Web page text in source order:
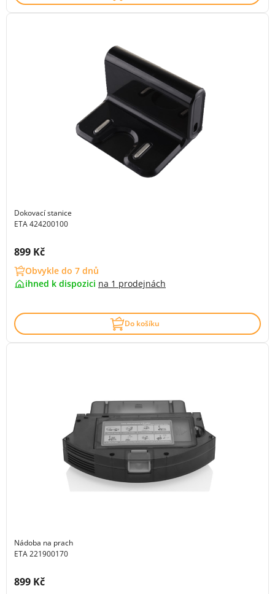
Dokovací stanice
ETA 424200100
Cena s DPH:
899 Kč
Obvykle do 7 dnů
ihned k dispozici na 1 prodejnách
Do košíku
Nádoba na prach
ETA 221900170
Cena s DPH:
899 Kč